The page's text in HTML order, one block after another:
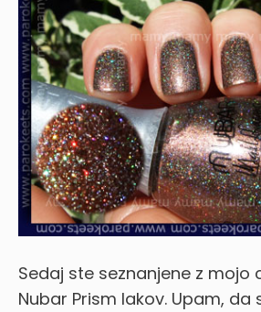
Sedaj ste seznanjene z mojo
Nubar Prism lakov. Upam, da